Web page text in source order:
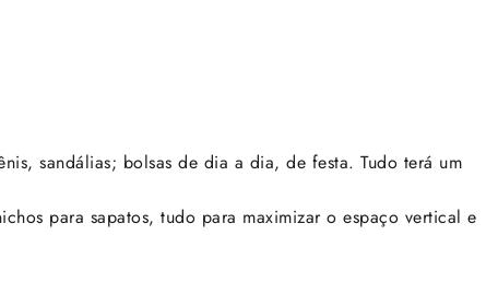
sandálias; bolsas de dia a dia, de festa. Tudo terá um
para sapatos, tudo para maximizar o espaço vertical e